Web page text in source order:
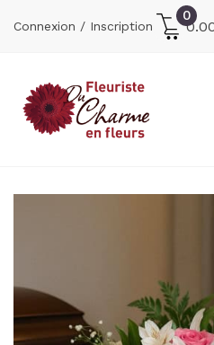
Connexion / Inscription
0